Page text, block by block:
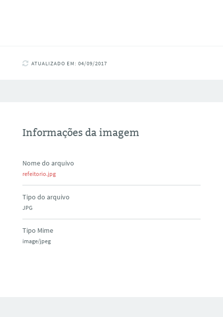
ATUALIZADO EM: 04/09/2017
Informações da imagem
Nome do arquivo
refeitorio.jpg
Tipo do arquivo
JPG
Tipo Mime
image/jpeg